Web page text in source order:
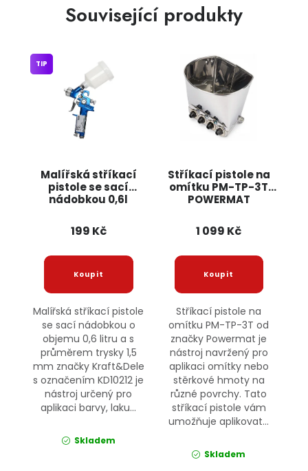
Související produkty
Malířská stříkací
pistole se sací
nádobkou 0,6l
Kraft&Dele
TIP
199 Kč
Malířská stříkací pistole
se sací nádobkou o
objemu 0,6 litru a s
průměrem trysky 1,5
mm značky Kraft&Dele
s označením KD10212 je
nástroj určený pro
aplikaci barvy, laku...
Skladem
Stříkací pistole na
omítku PM-TP-3T
POWERMAT
1 099 Kč
Stříkací pistole na
omítku PM-TP-3T od
značky Powermat je
nástroj navržený pro
aplikaci omítky nebo
stěrkové hmoty na
různé povrchy. Tato
stříkací pistole vám
umožňuje aplikovat...
Skladem